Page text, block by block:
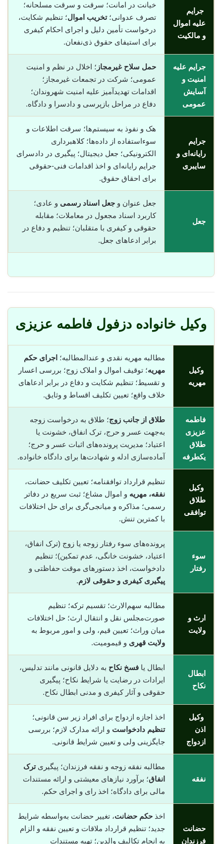
جرایم
علیه اموال
و مالکیت
خیانت در امانت؛ سرقت و سرقت مسلحانه؛
تصرف عدوانی؛تخریب اموال؛ تنظیم شکایت،
درخواست تأمین دلیل و اجرای احکام کیفری
برای استیفای حقوق ذی‌نفعان.
جرایم علیه
امنیت و
آسایش
عمومی
حمل سلاح غیرمجاز ؛ اخلال در نظم و امنیت
عمومی؛ شرکت در تجمعات غیرمجاز؛
اقدامات تهدیدآمیز علیه امنیت شهروندان؛
دفاع در مراحل بازپرسی و دادسرا و دادگاه.
جرایم
رایانه‌ای و
سایبری
هک و نفوذ به سیستم‌ها؛ سرقت اطلاعات و
سوء‌استفاده از داده‌ها؛ کلاهبرداری
الکترونیکی؛ جعل دیجیتال؛ پیگیری در دادسرای
جرایم رایانه‌ای و اخذ اقدامات فنی-حقوقی
برای احقاق حقوق.
جعل
جعل عنوان و جعل اسناد رسمی و عادی؛
کاربرد اسناد مجعول در معاملات؛ مقابله
حقوقی و کیفری با متقلبان؛ تنظیم و دفاع در
برابر ادعاهای جعل.
وکیل خانواده دزفول فاطمه عزیزی
وکیل
مهریه
مطالبه مهریه نقدی و عندالمطالبه؛ اجرای حکم
مهریه؛ توقیف اموال و املاک زوج؛ بررسی اعسار
و تقسیط؛ تنظیم شکایت و دفاع در برابر ادعاهای
خلاف واقع؛ تعیین تکلیف اقساط و وثایق.
فاطمه
عزیزی
طلاق
یکطرفه
طلاق از جانب زوج؛ طلاق به درخواست زوجه
به‌جهت عسر و حرج، ترک انفاق، خشونت یا
اعتیاد؛ مدیریت پرونده‌های اثبات عسر و حرج؛
آماده‌سازی ادله و شهادت‌ها برای دادگاه خانواده.
وکیل
طلاق
توافقی
تنظیم قرارداد توافقنامه؛ تعیین تکلیف حضانت،
نفقه، مهریه و اموال مشاع؛ ثبت سریع در دفاتر
رسمی؛ مذاکره و میانجی‌گری برای حل اختلافات
با کمترین تنش.
سوء
رفتار
پرونده‌های سوء رفتار زوجه یا زوج (ترک انفاق،
اعتیاد، خشونت خانگی، عدم تمکین)؛ تنظیم
دادخواست، اخذ دستورهای موقت حفاظتی و
پیگیری کیفری و حقوقی لازم.
ارث و
ولایت
مطالبه سهم‌الارث؛ تقسیم ترکه؛ تنظیم
صورت‌مجلس نقل و انتقال ارث؛ حل اختلافات
میان وراث؛ تعیین قیم، ولی و امور مربوط به
ولایت قهری و قیمومیت.
ابطال
نکاح
ابطال یا فسخ نکاح به دلایل قانونی مانند تدلیس،
ایرادات در رضایت یا شرایط نکاح؛ پیگیری
حقوقی و آثار کیفری و مدنی ابطال نکاح.
وکیل
اذن
ازدواج
اخذ اجازه ازدواج برای افراد زیر سن قانونی؛
تنظیم دادخواست و ارائه مدارک لازم؛ بررسی
جایگزینی ولی و تعیین شرایط قانونی.
نفقه
مطالبه نفقه زوجه و نفقه فرزندان؛ پیگیریترک
انفاق؛ برآورد نیازهای معیشتی و ارائه مستندات
مالی برای دادگاه؛ اخذ رای و اجرای حکم.
حضانت
فرزندان
اخذ حکم حضانت، تغییر حضانت به‌واسطه شرایط
جدید؛ تنظیم قرارداد ملاقات و تعیین نفقه و الزام
به انجام تکالیف والدین؛ تهیه مستندات